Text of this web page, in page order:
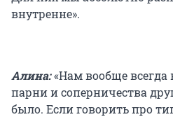
внутренне».
Алина:«Нам вообще всегда
парни и соперничества
было. Если говорить про